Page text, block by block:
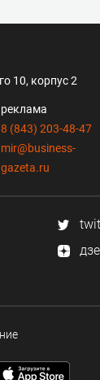
10, корпус 2
реклама
8 (843) 203-48-47
mir@business-
gazeta.ru